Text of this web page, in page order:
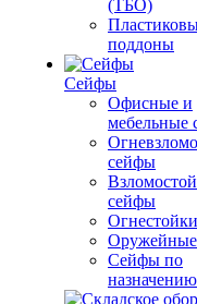
(ТБО)
поддоны
Сейфы
Офисные и
мебельные
сейфы
сейфы
Сейфы по
назначению